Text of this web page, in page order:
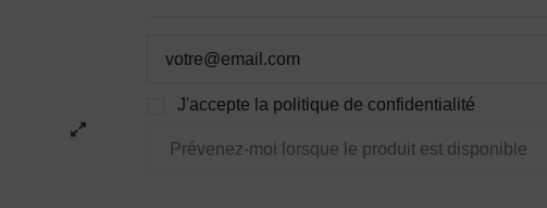
J'accepte la politique de confidentialité